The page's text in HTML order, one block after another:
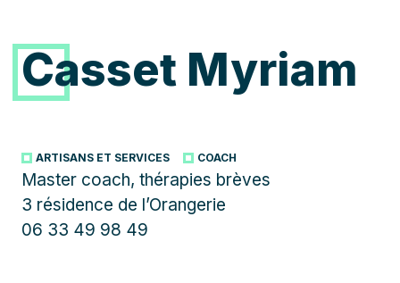
Casset Myriam
ARTISANS ET SERVICES COACH
Master coach, thérapies brèves
3 résidence de l’Orangerie
06 33 49 98 49